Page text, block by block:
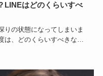
LINEはどのくらいすべ
りの状態になってしまいま
は、どのくらいすべきなの